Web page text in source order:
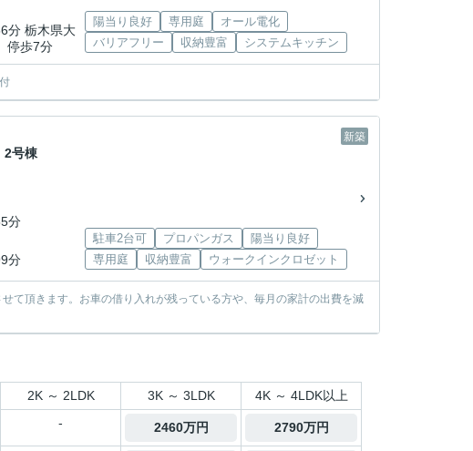
分 栃木県大
停歩7分
陽当り良好 専用庭
オール電化
バリアフリー
収納豊富 システムキッチン
新築
号棟
分
分
駐車2台可 プロパンガス
陽当り良好
専用庭
収納豊富 ウォークインクロゼット
て頂きます。お車の借り入れが残っている方や、毎月の家計の出費を減
2K ～ 2LDK 3K ～ 3LDK 4K ～ 4LDK以上
- 2460万円 2790万円